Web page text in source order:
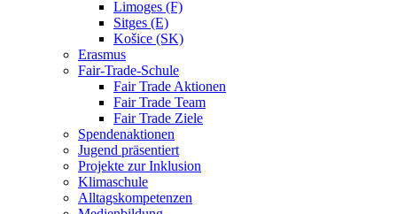
Limoges (F)
Sitges (E)
Košice (SK)
Erasmus
Fair-Trade-Schule
Fair Trade Aktionen
Fair Trade Team
Fair Trade Ziele
Spendenaktionen
Jugend präsentiert
Projekte zur Inklusion
Klimaschule
Alltagskompetenzen